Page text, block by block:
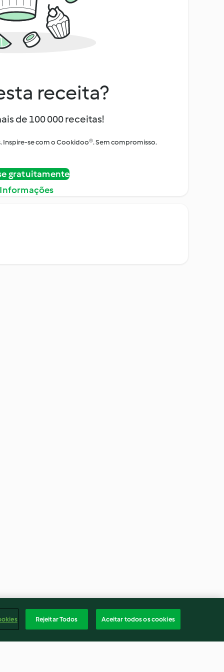
receita?
de 100 000 receitas!
Inspire-se com o Cookidoo®. Sem compromisso.
gratuitamente
Rejeitar Todos Aceitar todos os cookies